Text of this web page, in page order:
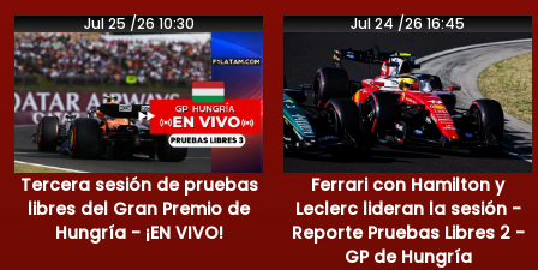
Jul 25 /26 10:30
Tercera sesión de pruebas
libres del Gran Premio de
Hungría - ¡EN VIVO!
Jul 24 /26 16:45
Ferrari con Hamilton y
Leclerc lideran la sesión -
Reporte Pruebas Libres 2 -
GP de Hungría